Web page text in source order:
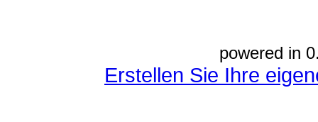
powered in
Erstellen Sie Ihre